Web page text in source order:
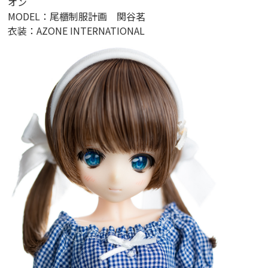
MODEL：尾櫃制服計画 関谷茗
衣装：AZONE INTERNATIONAL